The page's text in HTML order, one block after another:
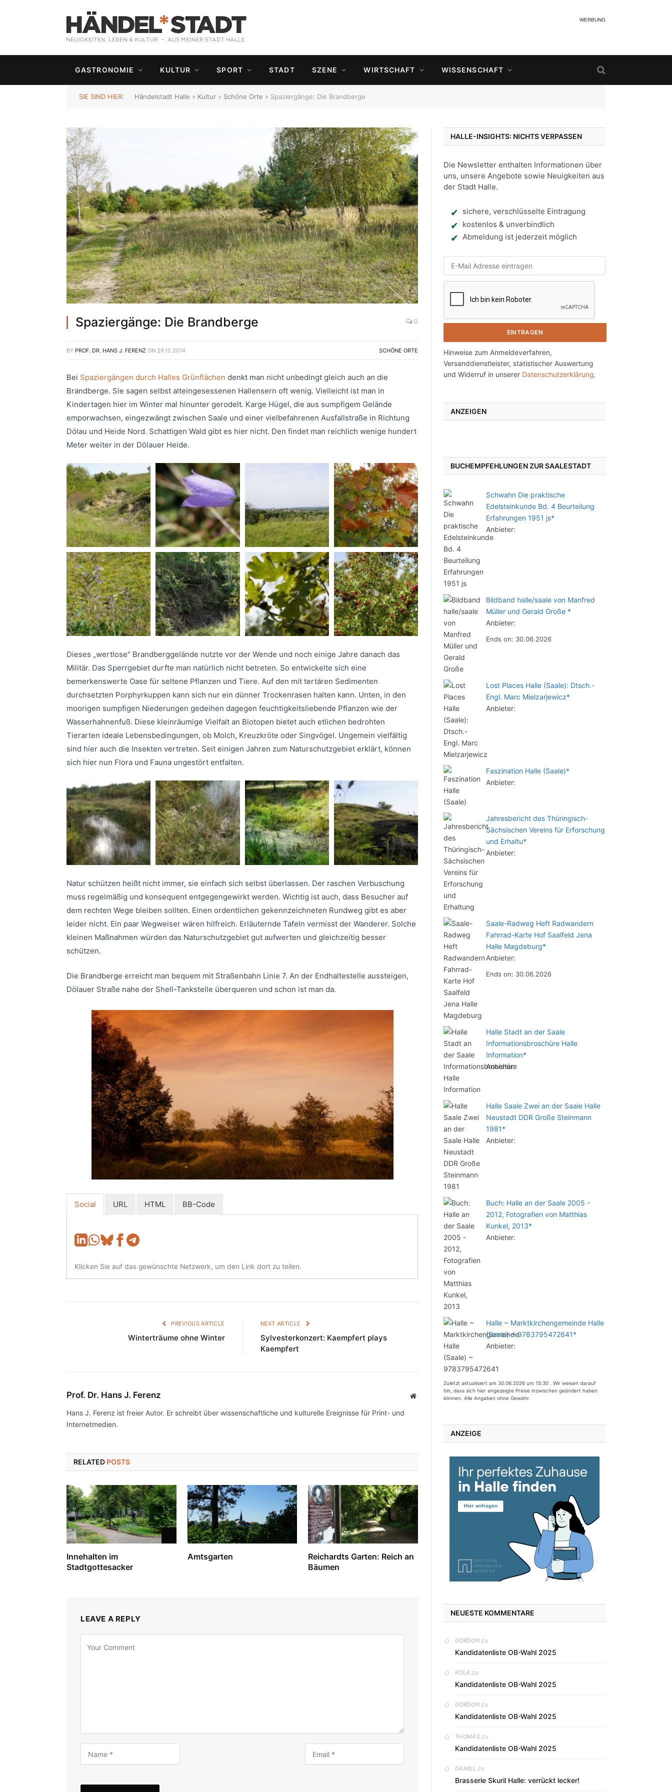
WERBUNG
GASTRONOMIE KULTUR SPORT STADT SZENE WIRTSCHAFT WISSENSCHAFT
SIE SIND HIER: Händelstadt Halle » Kultur » Schöne Orte » Spaziergänge: Die Brandberge
Spaziergänge: Die Brandberge 0
BY PROF. DR. HANS J. FERENZ ON 29.12.2014 SCHÖNE ORTE
Bei Spaziergängen durch Halles Grünflächen denkt man nicht unbedingt gleich auch an die
Brandberge. Sie sagen selbst alteingesessenen Hallensern oft wenig. Vielleicht ist man in
Kindertagen hier im Winter mal hinunter gerodelt. Karge Hügel, die aus sumpfigem Gelände
emporwachsen, eingezwängt zwischen Saale und einer vielbefahrenen Ausfallstraße in Richtung
Dölau und Heide Nord. Schattigen Wald gibt es hier nicht. Den findet man reichlich wenige hundert
Meter weiter in der Dölauer Heide.
Dieses „wertlose“ Brandberggelände nutzte vor der Wende und noch einige Jahre danach das
Militär. Das Sperrgebiet durfte man natürlich nicht betreten. So entwickelte sich eine
bemerkenswerte Oase für seltene Pflanzen und Tiere. Auf den mit tertären Sedimenten
durchsetzten Porphyrkuppen kann sich nur ein dünner Trockenrasen halten kann. Unten, in den
moorigen sumpfigen Niederungen gedeihen dagegen feuchtigkeitsliebende Pflanzen wie der
Wasserhahnenfuß. Diese kleinräumige Vielfalt an Biotopen bietet auch etlichen bedrohten
Tierarten ideale Lebensbedingungen, ob Molch, Kreuzkröte oder Singvögel. Ungemein vielfältig
sind hier auch die Insekten vertreten. Seit einigen Jahren zum Naturschutzgebiet erklärt, können
sich hier nun Flora und Fauna ungestört entfalten.
Natur schützen heißt nicht immer, sie einfach sich selbst überlassen. Der raschen Verbuschung
muss regelmäßig und konsequent entgegengewirkt werden. Wichtig ist auch, dass Besucher auf
dem rechten Wege bleiben sollten. Einen ordentlichen gekennzeichneten Rundweg gibt es aber
leider nicht. Ein paar Wegweiser wären hilfreich. Erläuternde Tafeln vermisst der Wanderer. Solche
kleinen Maßnahmen würden das Naturschutzgebiet gut aufwerten und gleichzeitig besser
schützen.
Die Brandberge erreicht man bequem mit Straßenbahn Linie 7. An der Endhaltestelle aussteigen,
Dölauer Straße nahe der Shell-Tankstelle überqueren und schon ist man da.
Social URL HTML BB-Code
Klicken Sie auf das gewünschte Netzwerk, um den Link dort zu teilen.
PREVIOUS ARTICLE
Winterträume ohne Winter
NEXT ARTICLE
Sylvesterkonzert: Kaempfert plays
Kaempfert
Prof. Dr. Hans J. Ferenz Website
Hans J. Ferenz ist freier Autor. Er schreibt über wissenschaftliche und kulturelle Ereignisse für Print- und
Internetmedien.
RELATED POSTS
Innehalten im
Stadtgottesacker
Amtsgarten
Reichardts Garten: Reich an
Bäumen
LEAVE A REPLY
HALLE-INSIGHTS: NICHTS VERPASSEN
Die Newsletter enthalten Informationen über
uns, unsere Angebote sowie Neuigkeiten aus
der Stadt Halle.
sichere, verschlüsselte Eintragung
kostenlos & unverbindlich
Abmeldung ist jederzeit möglich
h
s
e
i
n
g
Hinweise zum Anmeldeverfahren,
Versanddienstleister, statistischer Auswertung
und Widerruf in unserer Datenschutzerklärung.
ANZEIGEN
BUCHEMPFEHLUNGEN ZUR SAALESTADT
Schwahn Die praktische
Edelsteinkunde Bd. 4 Beurteilung
Erfahrungen 1951 js*
Anbieter:
Bildband halle/saale von Manfred
Müller und Gerald Große *
Anbieter:
Ends on: 30.06.2026
Lost Places Halle (Saale): Dtsch.-
Engl. Marc Mielzarjewicz*
Anbieter:
Faszination Halle (Saale)*
Anbieter:
Jahresbericht des Thüringisch-
Sächsischen Vereins für Erforschung
und Erhaltu*
Anbieter:
Saale-Radweg Heft Radwandern
Fahrrad-Karte Hof Saalfeld Jena
Halle Magdeburg*
Anbieter:
Ends on: 30.06.2026
Halle Stadt an der Saale
Informationsbroschüre Halle
Information*
Anbieter:
Halle Saale Zwei an der Saale Halle
Neustadt DDR Große Steinmann
1981*
Anbieter:
Buch: Halle an der Saale 2005 -
2012, Fotografien von Matthias
Kunkel, 2013*
Anbieter:
Halle ~ Marktkirchengemeinde Halle
(Saale) ~ 9783795472641*
Anbieter:
Zuletzt aktualisiert am 30.06.2026 um 15:30 . Wir weisen darauf
hin, dass sich hier angezeigte Preise inzwischen geändert haben
können. Alle Angaben ohne Gewähr.
ANZEIGE
NEUESTE KOMMENTARE
GORDONzu
Kandidatenliste OB-Wahl 2025
KOLA zu
Kandidatenliste OB-Wahl 2025
GORDONzu
Kandidatenliste OB-Wahl 2025
THOMASzu
Kandidatenliste OB-Wahl 2025
DANIEL zu
Brasserie Skuril Halle: verrückt lecker!